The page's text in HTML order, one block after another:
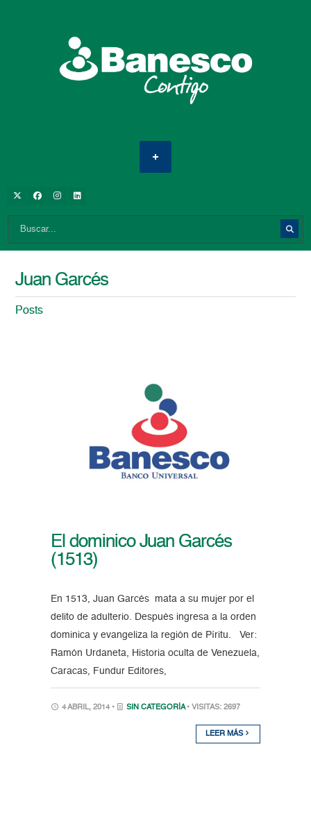
Juan Garcés
Posts
El dominico Juan Garcés
(1513)
En 1513, Juan Garcés mata a su mujer por el
delito de adulterio. Después ingresa a la orden
dominica y evangeliza la región de Píritu. Ver:
Ramón Urdaneta, Historia oculta de Venezuela,
Caracas, Fundur Editores,
4 ABRIL, 2014 • SIN CATEGORÍA • VISITAS: 2697
LEER MÁS